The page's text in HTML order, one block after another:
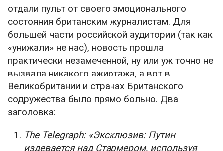
отдали пульт от своего эмоционального
состояния британским журналистам. Для
большей части российской аудитории (так как
«унижали» не нас), новость прошла
практически незамеченной, ну или уж точно не
вызвала никакого ажиотажа, а вот в
Великобритании и странах Британского
содружества было прямо больно. Два
заголовка:
The Telegraph: «Эксклюзив: Путин
издевается над Стармером, используя